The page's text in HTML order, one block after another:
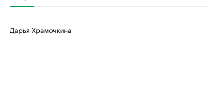
Дарья Храмочкина